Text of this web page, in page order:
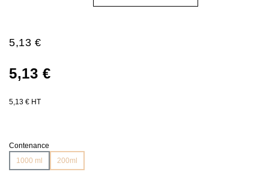
5,13 €
5,13 €
5,13 € HT
Contenance
1000 ml
200ml